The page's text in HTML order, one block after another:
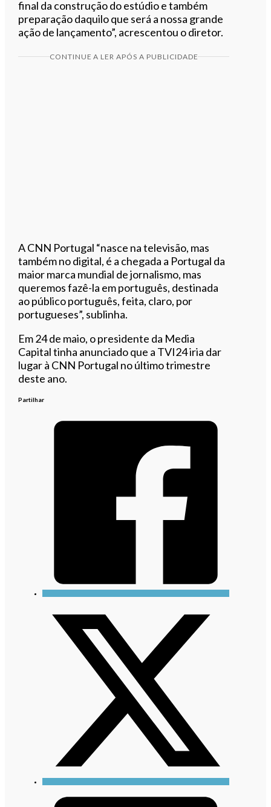
final da construção do estúdio e também
preparação daquilo que será a nossa grande
ação de lançamento”, acrescentou o diretor.
CONTINUE A LER APÓS A PUBLICIDADE
A CNN Portugal “nasce na televisão, mas
também no digital, é a chegada a Portugal da
maior marca mundial de jornalismo, mas
queremos fazê-la em português, destinada
ao público português, feita, claro, por
portugueses”, sublinha.
Em 24 de maio, o presidente da Media
Capital tinha anunciado que a TVI24 iria dar
lugar à CNN Portugal no último trimestre
deste ano.
Partilhar